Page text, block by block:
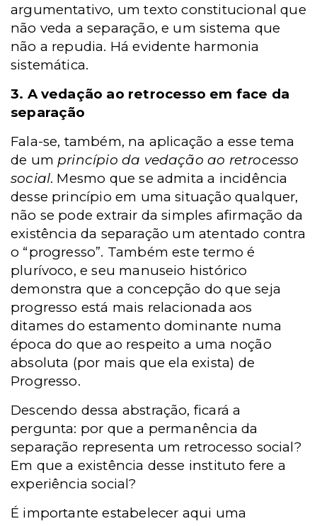
argumentativo, um texto constitucional que
não veda a separação, e um sistema que
não a repudia. Há evidente harmonia
sistemática.
3. A vedação ao retrocesso em face da
separação
Fala-se, também, na aplicação a esse tema
de um princípio da vedação ao retrocesso
social. Mesmo que se admita a incidência
desse princípio em uma situação qualquer,
não se pode extrair da simples afirmação da
existência da separação um atentado contra
o “progresso”. Também este termo é
plurívoco, e seu manuseio histórico
demonstra que a concepção do que seja
progresso está mais relacionada aos
ditames do estamento dominante numa
época do que ao respeito a uma noção
absoluta (por mais que ela exista) de
Progresso.
Descendo dessa abstração, ficará a
pergunta: por que a permanência da
separação representa um retrocesso social?
Em que a existência desse instituto fere a
experiência social?
É importante estabelecer aqui uma